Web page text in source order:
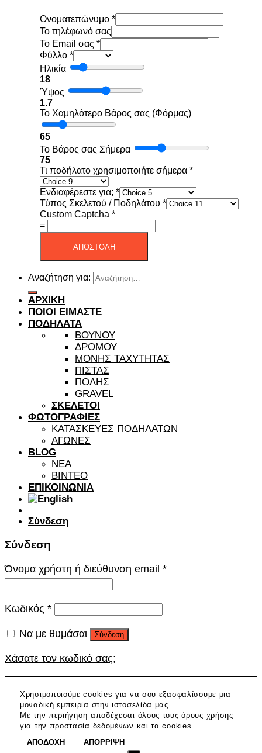
Ονοματεπώνυμο *
To τηλέφωνό σας
Το Email σας *
Φύλλο *
Ηλικία
18
Ύψος
1.7
Το Χαμηλότερο Βάρος σας (Φόρμας)
65
Το Βάρος σας Σήμερα
75
Τι ποδήλατο χρησιμοποιήτε σήμερα *
Ενδιαφέρεστε για; *
Τύπος Σκελετού / Ποδηλάτου *
Custom Captcha *
=
ΑΠΟΣΤΟΛΗ
Αναζήτηση για:
ΑΡΧΙΚΗ
ΠΟΙΟΙ ΕΙΜΑΣΤΕ
ΠΟΔΗΛΑΤΑ
ΒΟΥΝΟΥ
ΔΡΟΜΟΥ
ΜΟΝΗΣ ΤΑΧΥΤΗΤΑΣ
ΠΙΣΤΑΣ
ΠΟΛΗΣ
GRAVEL
ΣΚΕΛΕΤΟΙ
ΦΩΤΟΓΡΑΦΙΕΣ
ΚΑΤΑΣΚΕΥΕΣ ΠΟΔΗΛΑΤΩΝ
ΑΓΩΝΕΣ
BLOG
ΝΕΑ
ΒΙΝΤΕΟ
ΕΠΙΚΟΙΝΩΝΙΑ
Σύνδεση
Σύνδεση
Όνομα χρήστη ή διεύθυνση email *
Κωδικός *
Να με θυμάσαι Σύνδεση
Χάσατε τον κωδικό σας;
Χρησιμοποιούμε cookies για να σου εξασφαλίσουμε μια
μοναδική εμπειρία στην ιστοσελίδα μας.
Με την περιήγηση αποδέχεσαι όλους τους όρους χρήσης
για την προστασία δεδομένων και τα cookies.
ΑΠΟΔΟΧΗ
ΑΠΟΡΡΙΨΗ